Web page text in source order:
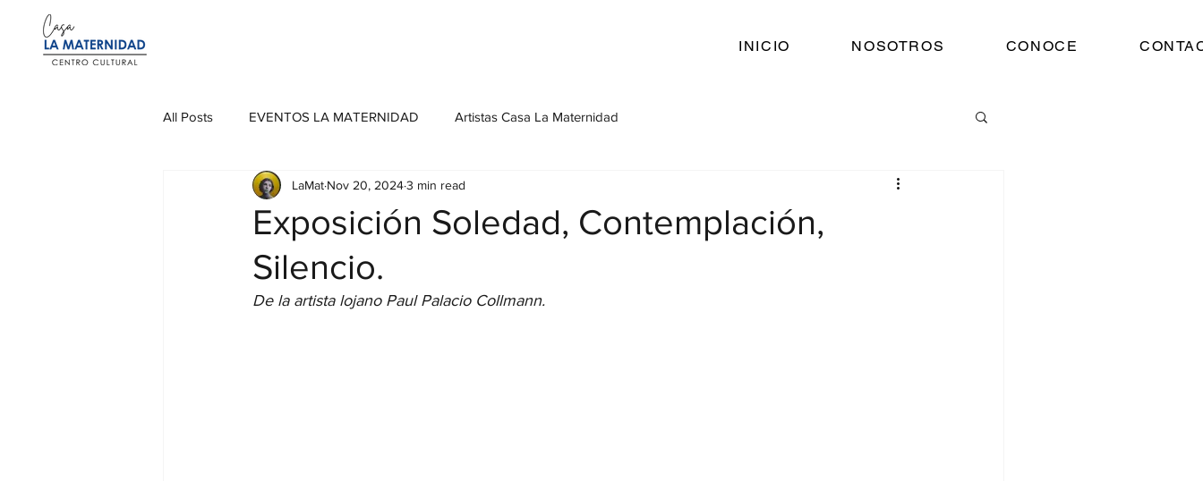
INICIO NOSOTROS CONOCE
All Posts EVENTOS LA MATERNIDAD Artistas Casa La Maternidad
Exposición Soledad, Contemplación,
Silencio.
LaMat Nov 20, 20243 min read
De la artista lojano Paul Palacio Collmann.